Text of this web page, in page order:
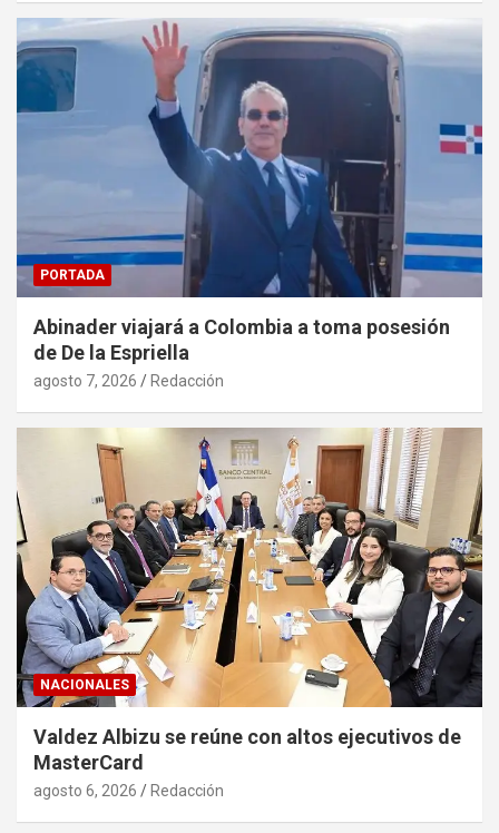
PORTADA
Abinader viajará a Colombia a toma posesión
de De la Espriella
agosto 7, 2026 Redacción
NACIONALES
Valdez Albizu se reúne con altos ejecutivos de
MasterCard
agosto 6, 2026 Redacción